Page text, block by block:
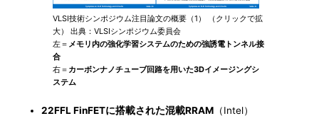
VLSI技術シンポジウム注目論文の概要（1） （クリックで拡
大） 出典：VLSIシンポジウム委員会
左＝ メモリ内の強化学習システムのための強誘電トンネル接
合
右＝ カーボンナノチューブ回路を用いた3Dイメージングシ
ステム
22FFL FinFETに搭載された混載RRAM （Intel）